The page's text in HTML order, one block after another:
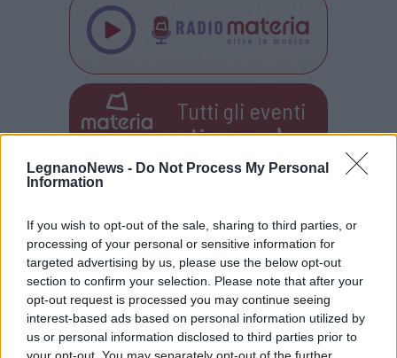
LegnanoNews - Do Not Process My Personal
Information
If you wish to opt-out of the sale, sharing to third parties, or
processing of your personal or sensitive information for
targeted advertising by us, please use the below opt-out
section to confirm your selection. Please note that after your
opt-out request is processed you may continue seeing
interest-based ads based on personal information utilized by
us or personal information disclosed to third parties prior to
Tutti gli eventi
diagosto
info@legnanonews.com
Noi della redazione di LegnanoNews abbiamo a cuore
l'informazione del nostro territorio e cerchiamo di essere
sempre in prima linea per informarvi in modo puntuale.
PIÙ INFORMAZIONI SU